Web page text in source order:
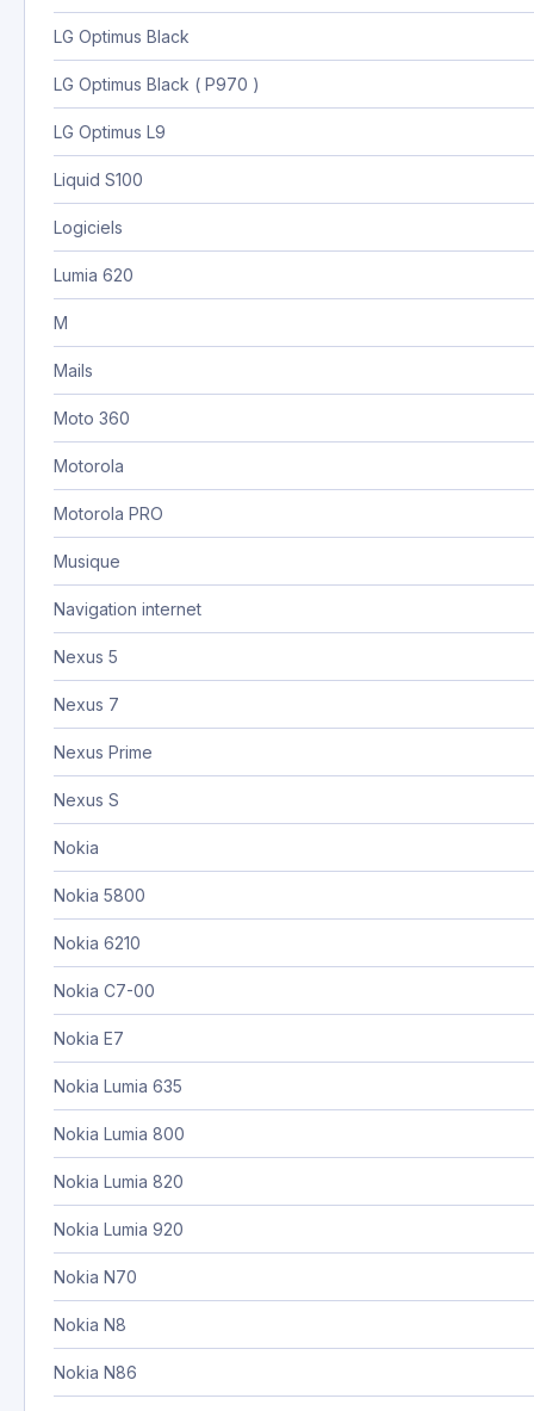
LG Optimus Black
LG Optimus Black ( P970 )
LG Optimus L9
Liquid S100
Logiciels
Lumia 620
M
Mails
Moto 360
Motorola
Motorola PRO
Musique
Navigation internet
Nexus 5
Nexus 7
Nexus Prime
Nexus S
Nokia
Nokia 5800
Nokia 6210
Nokia C7-00
Nokia E7
Nokia Lumia 635
Nokia Lumia 800
Nokia Lumia 820
Nokia Lumia 920
Nokia N70
Nokia N8
Nokia N86